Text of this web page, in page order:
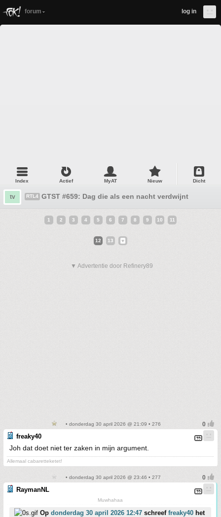
forum log in
Index Actief MyAT Nieuw Dicht
tv RTL4 GTST #659: Dag die als een nacht verdwijnt
1 2 3 4 5 6 7 8 9 10 11
12 13
▼ Advertentie door Refinery89
• donderdag 30 april 2026 @ 21:09 • 276
freaky40
Joh dat doet niet ter zaken in mijn argument.
Allemaal cabaretteketet!
• donderdag 30 april 2026 @ 23:46 • 277
RaymanNL
Muwhahaa
Op donderdag 30 april 2026 12:47 schreef freaky40 het